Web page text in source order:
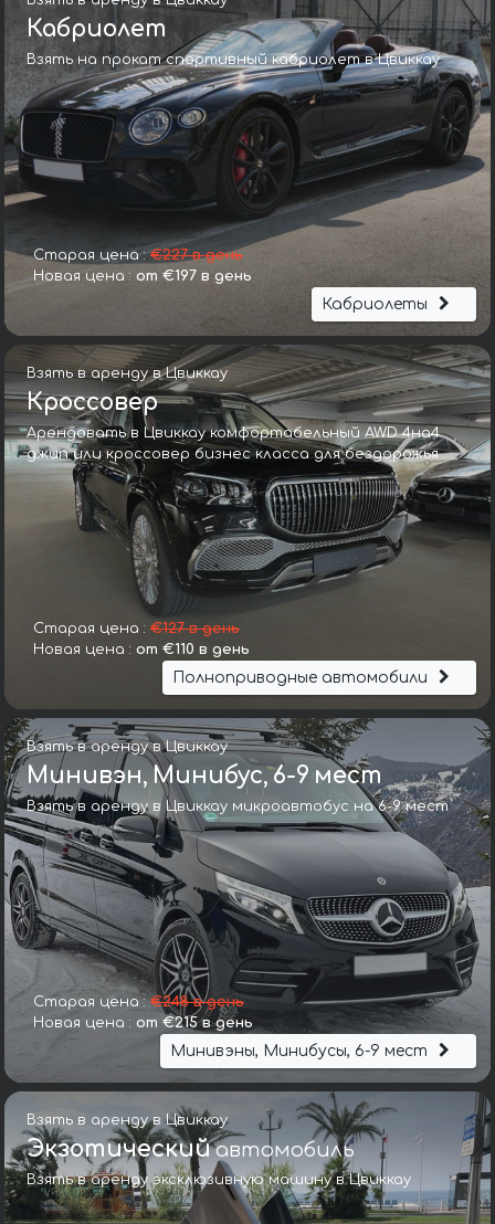
Кабриолет
Взять на прокат спортивный кабриолет в Цвиккау
Старая цена :€227 в день
Новая цена : от €197 в день
Кабриолеты
Взять в аренду в Цвиккау
Кроссовер
Арендовать в Цвиккау комфортабельный AWD 4на4
джип или кроссовер бизнес класса для бездорожья
Старая цена : €127 в день
Новая цена : от €110 в день
Полноприводные автомобили
Взять в аренду в Цвиккау
Минивэн, Минибус, 6-9 мест
Взять в аренду в Цвиккау микроавтобус на 6-9 мест
Старая цена :€248 в день
Новая цена : от €215 в день
Минивэны, Минибусы, 6-9 мест
Взять в аренду в Цвиккау
Экзотическийавтомобиль
Взять в аренду эксклюзивную машину в Цвиккау